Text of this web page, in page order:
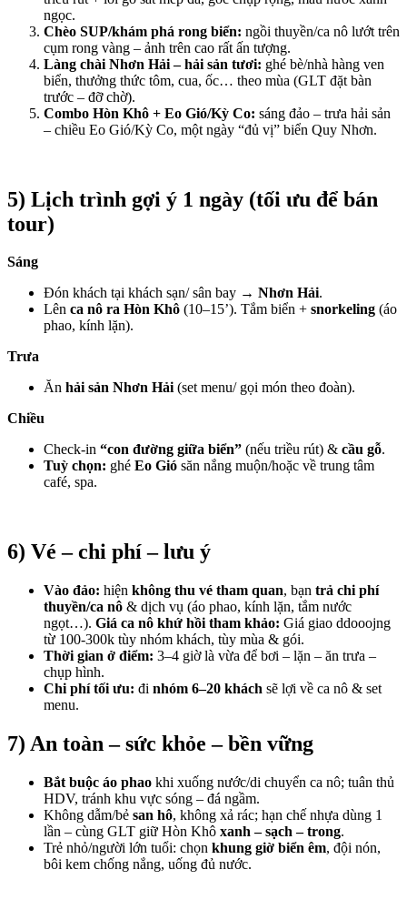
ngọc.
Chèo SUP/khám phá rong biển: ngồi thuyền/ca nô lướt trên
cụm rong vàng – ảnh trên cao rất ấn tượng.
Làng chài Nhơn Hải – hải sản tươi: ghé bè/nhà hàng ven
biển, thưởng thức tôm, cua, ốc… theo mùa (GLT đặt bàn
trước – đỡ chờ).
Combo Hòn Khô + Eo Gió/Kỳ Co: sáng đảo – trưa hải sản
– chiều Eo Gió/Kỳ Co, một ngày “đủ vị” biển Quy Nhơn.
5) Lịch trình gợi ý 1 ngày (tối ưu để bán
tour)
Sáng
Đón khách tại khách sạn/ sân bay → Nhơn Hải.
Lên ca nô ra Hòn Khô (10–15’). Tắm biển + snorkeling (áo
phao, kính lặn).
Trưa
Ăn hải sản Nhơn Hải(set menu/ gọi món theo đoàn).
Chiều
Check-in “con đường giữa biển” (nếu triều rút) & cầu gỗ.
Tuỳ chọn: ghé Eo Gió săn nắng muộn/hoặc về trung tâm
café, spa.
6) Vé – chi phí – lưu ý
Vào đảo: hiện không thu vé tham quan, bạn trả chi phí
thuyền/ca nô & dịch vụ (áo phao, kính lặn, tắm nước
ngọt…). Giá ca nô khứ hồi tham khảo: Giá giao ddooojng
từ 100-300k tùy nhóm khách, tùy mùa & gói.
Thời gian ở điểm: 3–4 giờ là vừa để bơi – lặn – ăn trưa –
chụp hình.
Chi phí tối ưu: đi nhóm 6–20 khách sẽ lợi về ca nô & set
menu.
7) An toàn – sức khỏe – bền vững
Bắt buộc áo phao khi xuống nước/di chuyển ca nô; tuân thủ
HDV, tránh khu vực sóng – đá ngầm.
Không dẫm/bẻ san hô, không xả rác; hạn chế nhựa dùng 1
lần – cùng GLT giữ Hòn Khô xanh – sạch – trong.
Trẻ nhỏ/người lớn tuổi: chọn khung giờ biển êm, đội nón,
bôi kem chống nắng, uống đủ nước.